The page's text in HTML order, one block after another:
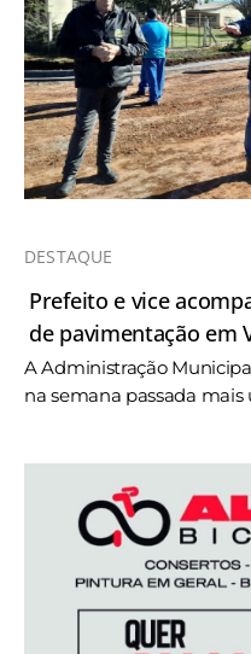
DESTAQUE
Prefeito e vice
de pavimentação em
A Administração
na semana passada mais